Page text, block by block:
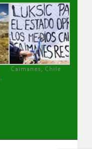
Caimanes, Chile